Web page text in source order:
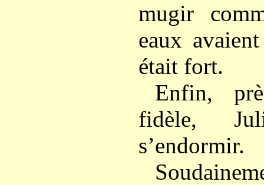
mugir
eaux
était fort.
Enfin,
fidèle,
s’endormir.